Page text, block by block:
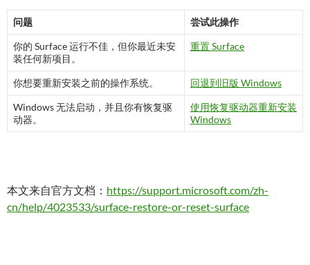
问题 尝试此操作
你的 Surface 运行不佳，但你最近未安
装任何新项目。
重置 Surface
你想要重新安装之前的操作系统。 回退到旧版 Windows
Windows 无法启动，并且你有恢复驱
动器。
使用恢复驱动器重新安装
Windows
本文来自官方文档： https://support.microsoft.com/zh-
cn/help/4023533/surface-restore-or-reset-surface